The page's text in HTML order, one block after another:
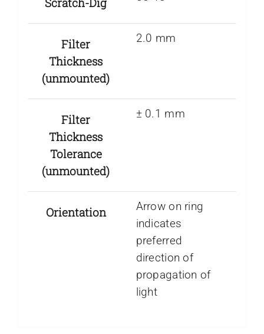
Filter
Thickness
(unmounted)
2.0 mm
Filter
Thickness
Tolerance
(unmounted)
± 0.1 mm
Orientation
Arrow on ring
indicates
preferred
direction of
propagation of
light